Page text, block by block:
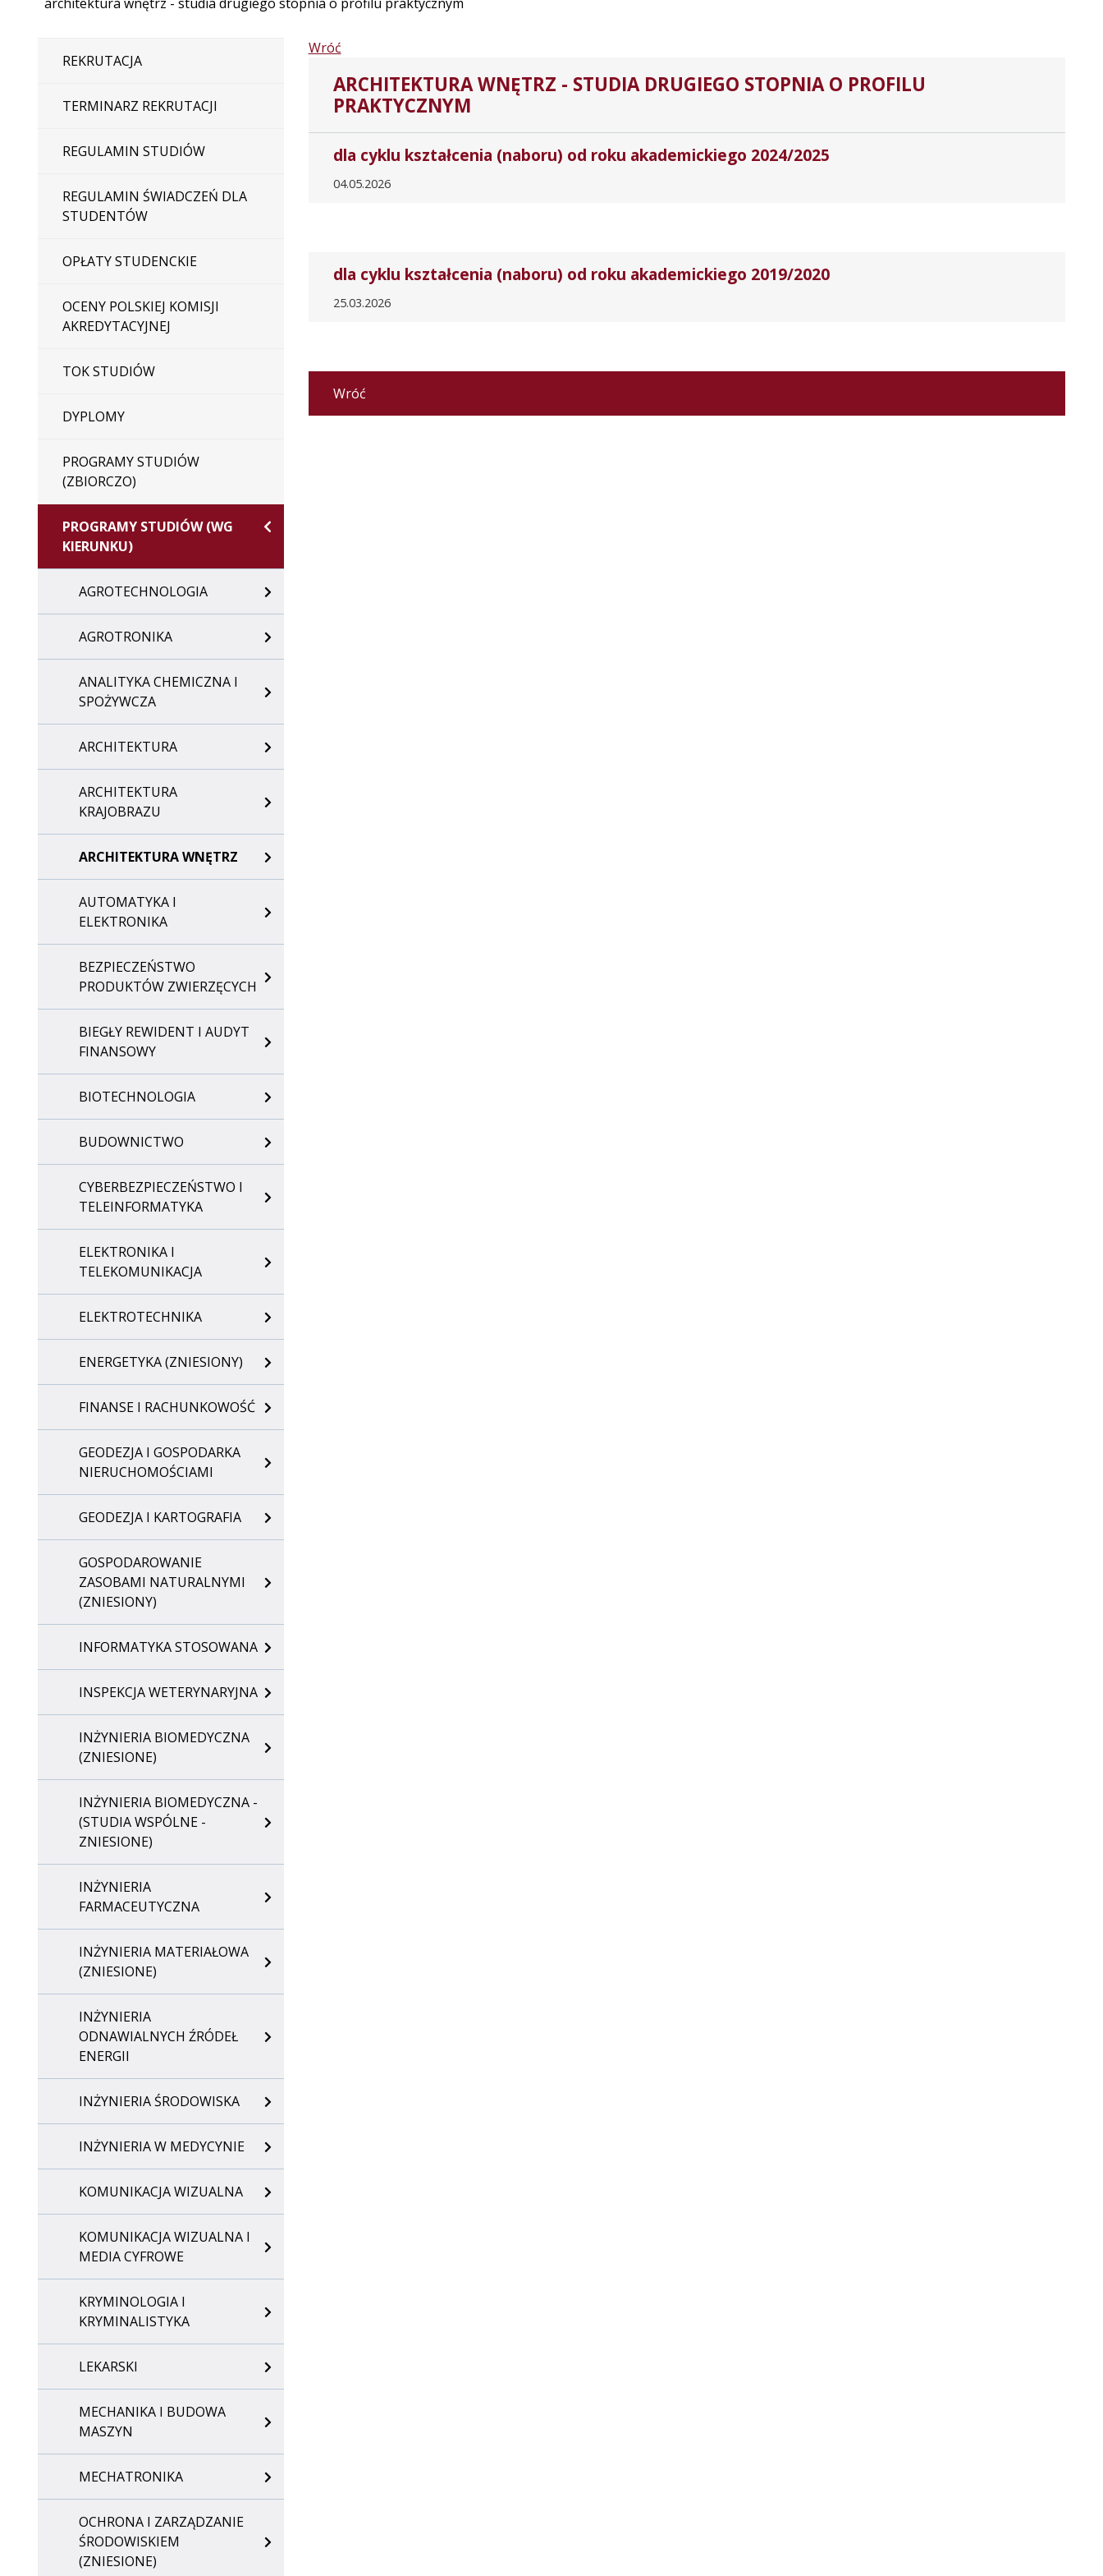
REKRUTACJA
TERMINARZ REKRUTACJI
REGULAMIN STUDIÓW
REGULAMIN ŚWIADCZEŃ DLA
STUDENTÓW
OPŁATY STUDENCKIE
OCENY POLSKIEJ KOMISJI
AKREDYTACYJNEJ
TOK STUDIÓW
DYPLOMY
PROGRAMY STUDIÓW
(ZBIORCZO)
PROGRAMY STUDIÓW (WG
KIERUNKU)
AGROTECHNOLOGIA
AGROTRONIKA
ANALITYKA CHEMICZNA I
SPOŻYWCZA
ARCHITEKTURA
ARCHITEKTURA
KRAJOBRAZU
ARCHITEKTURA WNĘTRZ
AUTOMATYKA I
ELEKTRONIKA
BEZPIECZEŃSTWO
PRODUKTÓW ZWIERZĘCYCH
BIEGŁY REWIDENT I AUDYT
FINANSOWY
BIOTECHNOLOGIA
BUDOWNICTWO
CYBERBEZPIECZEŃSTWO I
TELEINFORMATYKA
ELEKTRONIKA I
TELEKOMUNIKACJA
ELEKTROTECHNIKA
ENERGETYKA (ZNIESIONY)
FINANSE I RACHUNKOWOŚĆ
GEODEZJA I GOSPODARKA
NIERUCHOMOŚCIAMI
GEODEZJA I KARTOGRAFIA
GOSPODAROWANIE
ZASOBAMI NATURALNYMI
(ZNIESIONY)
INFORMATYKA STOSOWANA
INSPEKCJA WETERYNARYJNA
INŻYNIERIA BIOMEDYCZNA
(ZNIESIONE)
INŻYNIERIA BIOMEDYCZNA -
(STUDIA WSPÓLNE -
ZNIESIONE)
INŻYNIERIA
FARMACEUTYCZNA
INŻYNIERIA MATERIAŁOWA
(ZNIESIONE)
INŻYNIERIA
ODNAWIALNYCH ŹRÓDEŁ
ENERGII
INŻYNIERIA ŚRODOWISKA
INŻYNIERIA W MEDYCYNIE
KOMUNIKACJA WIZUALNA
KOMUNIKACJA WIZUALNA I
MEDIA CYFROWE
KRYMINOLOGIA I
KRYMINALISTYKA
LEKARSKI
MECHANIKA I BUDOWA
MASZYN
MECHATRONIKA
OCHRONA I ZARZĄDZANIE
ŚRODOWISKIEM
(ZNIESIONE)
Wróć
ARCHITEKTURA WNĘTRZ - STUDIA DRUGIEGO STOPNIA O PROFILU
PRAKTYCZNYM
dla cyklu kształcenia (naboru) od roku akademickiego 2024/2025
04.05.2026
dla cyklu kształcenia (naboru) od roku akademickiego 2019/2020
25.03.2026
Wróć